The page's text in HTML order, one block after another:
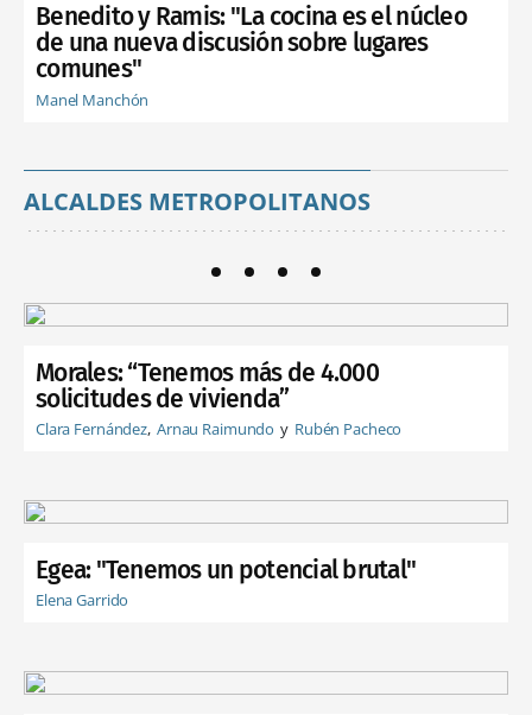
Benedito y Ramis: "La cocina es el núcleo
de una nueva discusión sobre lugares
comunes"
Manel Manchón
ALCALDES METROPOLITANOS
Morales: “Tenemos más de 4.000
solicitudes de vivienda”
Clara Fernández Arnau Raimundo Rubén Pacheco
Egea: "Tenemos un potencial brutal"
Elena Garrido